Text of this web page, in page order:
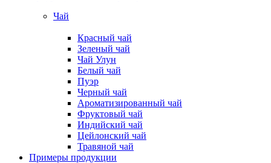
Чай
Красный чай
Зеленый чай
Чай Улун
Белый чай
Пуэр
Черный чай
Ароматизированный чай
Фруктовый чай
Индийский чай
Цейлонский чай
Травяной чай
Примеры продукции